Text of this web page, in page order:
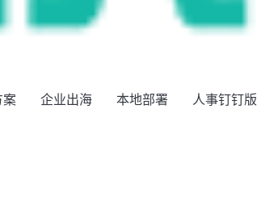
案 企业出海 本地部署 人事钉钉版